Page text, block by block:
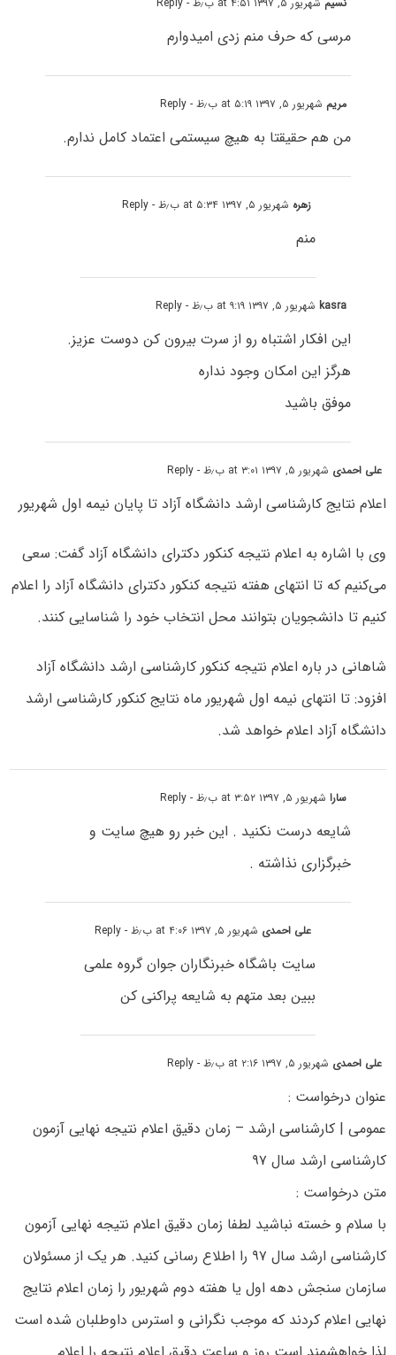
مرسی که حرف منم زدی امیدوارم
مریم شهریور ۵, ۱۳۹۷ at ۵:۱۹ ب٫ظ - Reply
من هم حقیقتا به هیچ سیستمی اعتماد کامل ندارم.
زهره شهریور ۵, ۱۳۹۷ at ۵:۳۴ ب٫ظ - Reply
منم
kasraشهریور ۵, ۱۳۹۷ at ۹:۱۹ ب٫ظ - Reply
این افکار اشتباه رو از سرت بیرون کن دوست عزیز.
هرگز این امکان وجود نداره
موفق باشید
علی احمدی شهریور ۵, ۱۳۹۷ at ۳:۰۱ ب٫ظ - Reply
اعلام نتایج کارشناسی ارشد دانشگاه آزاد تا پایان نیمه اول شهریور
وی با اشاره به اعلام نتیجه کنکور دکترای دانشگاه آزاد گفت: سعی
می‌کنیم که تا انتهای هفته نتیجه کنکور دکترای دانشگاه آزاد را اعلام
کنیم تا دانشجویان بتوانند محل انتخاب خود را شناسایی کنند.
شاهانی در باره اعلام نتیجه کنکور کارشناسی ارشد دانشگاه آزاد
افزود: تا انتهای نیمه اول شهریور ماه نتایج کنکور کارشناسی ارشد
دانشگاه آزاد اعلام خواهد شد.
ساراشهریور ۵, ۱۳۹۷ at ۳:۵۲ ب٫ظ - Reply
شایعه درست نکنید . این خبر رو هیچ سایت و
خبرگزاری نذاشته .
علی احمدی شهریور ۵, ۱۳۹۷ at ۴:۰۶ ب٫ظ - Reply
سایت باشگاه خبرنگاران جوان گروه علمی
ببین بعد متهم به شایعه پراکنی کن
علی احمدی شهریور ۵, ۱۳۹۷ at ۲:۱۶ ب٫ظ - Reply
عنوان درخواست :
عمومی | کارشناسی ارشد – زمان دقیق اعلام نتیجه نهایی آزمون
کارشناسی ارشد سال ۹۷
متن درخواست :
با سلام و خسته نباشید لطفا زمان دقیق اعلام نتیجه نهایی آزمون
کارشناسی ارشد سال ۹۷ را اطلاع رسانی کنید. هر یک از مسئولان
سازمان سنجش دهه اول یا هفته دوم شهریور را زمان اعلام نتایج
نهایی اعلام کردند که موجب نگرانی و استرس داوطلبان شده است